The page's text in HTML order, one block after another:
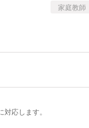
家庭教師
応します。